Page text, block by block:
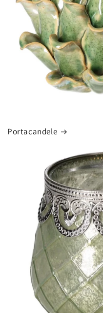
Portacandele